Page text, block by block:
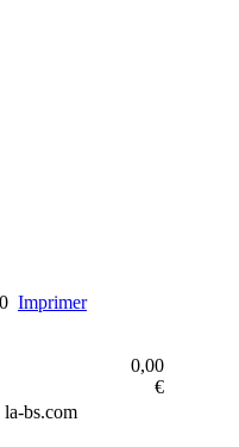
0 Imprimer
0,00
€
bs.com